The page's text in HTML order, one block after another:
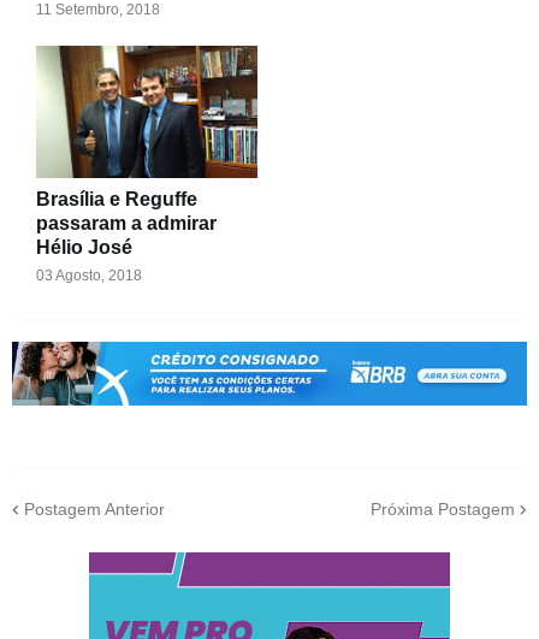
11 Setembro, 2018
Brasília e Reguffe
passaram a admirar
Hélio José
03 Agosto, 2018
Postagem Anterior Próxima Postagem